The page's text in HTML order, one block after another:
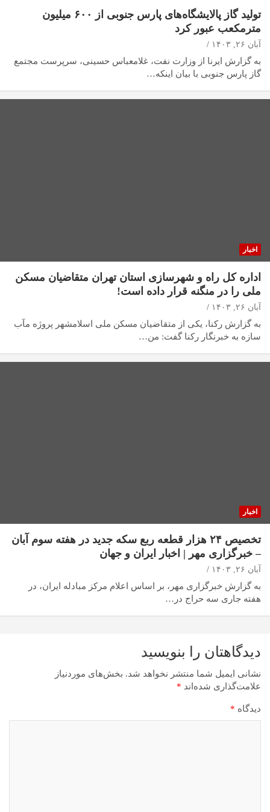
تولید گاز پالایشگاه‌های پارس جنوبی از ۶۰۰ میلیون
مترمکعب عبور کرد
آبان ۲۶, ۱۴۰۳
به گزارش ایرنا از وزارت نفت، غلامعباس حسینی، سرپرست مجتمع
گاز پارس جنوبی با بیان اینکه…
اخبار
اداره کل راه و شهرسازی استان تهران متقاضیان مسکن
ملی را در منگنه قرار داده است!
آبان ۲۶, ۱۴۰۳
به گزارش رکنا، یکی از متقاضیان مسکن ملی اسلامشهر پروژه مآب
سازه به خبرنگار رکنا گفت: من…
اخبار
تخصیص ۲۴ هزار قطعه ربع سکه جدید در هفته سوم آبان
– خبرگزاری مهر | اخبار ایران و جهان
آبان ۲۶, ۱۴۰۳
به گزارش خبرگزاری مهر، بر اساس اعلام مرکز مبادله ایران، در
هفته جاری سه حراج در…
دیدگاهتان را بنویسید
نشانی ایمیل شما منتشر نخواهد شد. بخش‌های موردنیاز
علامت‌گذاری شده‌اند*
دیدگاه*